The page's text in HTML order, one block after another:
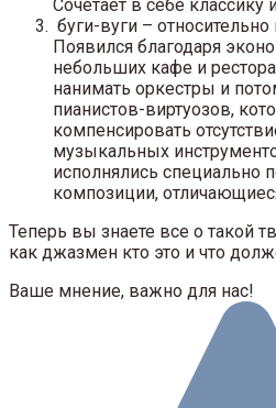
Сочетает в себе
буги-вуги –
Появился благодаря
небольших кафе и
нанимать оркестры и
пианистов-виртуозов,
компенсировать
музыкальных
исполнялись специально
композиции,
Теперь вы знаете все о такой
как джазмен кто это и что
Ваше мнение, важно для нас!